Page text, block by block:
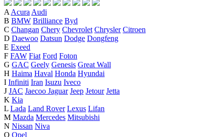
A Acura Audi
B BMW Brilliance Byd
C Changan Chery Chevrolet Chrysler Citroen
D Daewoo Datsun Dodge Dongfeng
E Exeed
F FAW Fiat Ford Foton
G GAC Geely Genesis Great Wall
H Haima Haval Honda Hyundai
I Infiniti Iran Isuzu Iveco
J JAC Jaecoo Jaguar Jeep Jetour Jetta
K Kia
L Lada Land Rover Lexus Lifan
M Mazda Mercedes Mitsubishi
N Nissan Niva
O Opel